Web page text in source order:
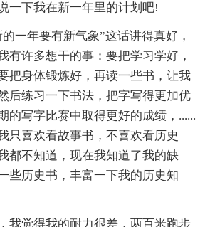
一下我在新一年里的计划吧!
一年要有新气象”这话讲得真好，
有许多想干的事：要把学习学好，
把身体锻炼好，再读一些书，让我
后练习一下书法，把字写得更加优
的写字比赛中取得更好的成绩，......
只喜欢看故事书，不喜欢看历史
都不知道，现在我知道了我的缺
些历史书，丰富一下我的历史知
我觉得我的耐力很差，两百米跑步